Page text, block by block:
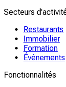
Secteurs
Restaurants
Immobilier
Formation
Événements
Fonctionnalités